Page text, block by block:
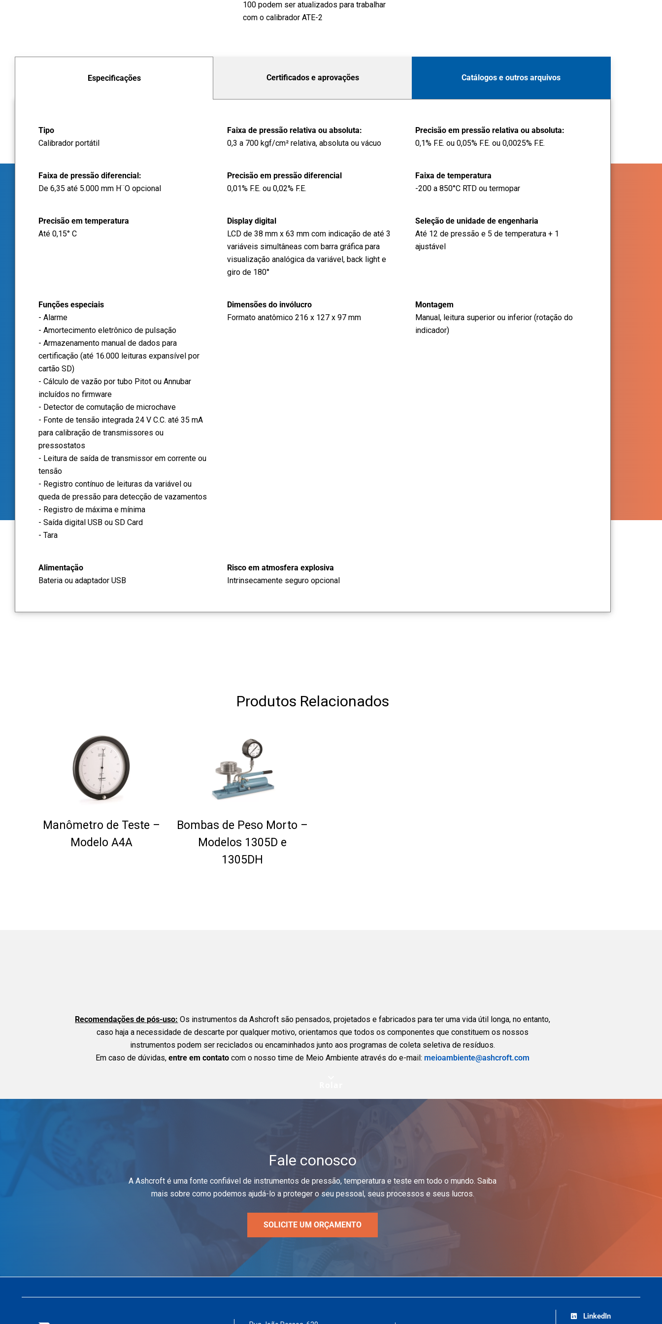
100 podem ser atualizados para trabalhar
com o calibrador ATE-2
Especificações Certificados e aprovações Catálogos e outros arquivos
Tipo
Calibrador portátil
Faixa de pressão relativa ou absoluta:
0,3 a 700 kgf/cm² relativa, absoluta ou vácuo
Precisão em pressão relativa ou absoluta:
0,1% F.E. ou 0,05% F.E. ou 0,0025% F.E.
Faixa de pressão diferencial:
De 6,35 até 5.000 mm H¨O opcional
Precisão em pressão diferencial
0,01% F.E. ou 0,02% F.E.
Faixa de temperatura
-200 a 850°C RTD ou termopar
Precisão em temperatura
Até 0,15° C
Display digital
LCD de 38 mm x 63 mm com indicação de até 3
variáveis simultâneas com barra gráfica para
visualização analógica da variável, back light e
giro de 180°
Seleção de unidade de engenharia
Até 12 de pressão e 5 de temperatura + 1
ajustável
Funções especiais
- Alarme
- Amortecimento eletrônico de pulsação
- Armazenamento manual de dados para
certificação (até 16.000 leituras expansível por
cartão SD)
- Cálculo de vazão por tubo Pitot ou Annubar
incluídos no firmware
- Detector de comutação de microchave
- Fonte de tensão integrada 24 V C.C. até 35 mA
para calibração de transmissores ou
pressostatos
- Leitura de saída de transmissor em corrente ou
tensão
- Registro contínuo de leituras da variável ou
queda de pressão para detecção de vazamentos
- Registro de máxima e mínima
- Saída digital USB ou SD Card
- Tara
Dimensões do invólucro
Formato anatômico 216 x 127 x 97 mm
Montagem
Manual, leitura superior ou inferior (rotação do
indicador)
Alimentação
Bateria ou adaptador USB
Risco em atmosfera explosiva
Intrinsecamente seguro opcional
Produtos Relacionados
Manômetro de Teste –
Modelo A4A
Bombas de Peso Morto –
Modelos 1305D e
1305DH
Recomendações de pós-uso: Os instrumentos da Ashcroft são pensados, projetados e fabricados para ter uma vida útil longa, no entanto,
caso haja a necessidade de descarte por qualquer motivo, orientamos que todos os componentes que constituem os nossos
instrumentos podem ser reciclados ou encaminhados junto aos programas de coleta seletiva de resíduos.
Em caso de dúvidas,entre em contato com o nosso time de Meio Ambiente através do e-mail: meioambiente@ashcroft.com
Fale conosco
A Ashcroft é uma fonte confiável de instrumentos de pressão, temperatura e teste em todo o mundo. Saiba
mais sobre como podemos ajudá-lo a proteger o seu pessoal, seus processos e seus lucros.
SOLICITE UM ORÇAMENTO
LinkedIn